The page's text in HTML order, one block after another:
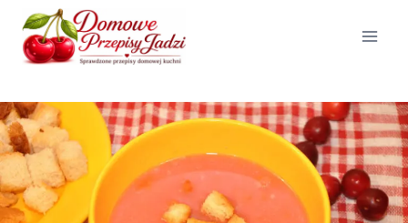
Przejdź
treści